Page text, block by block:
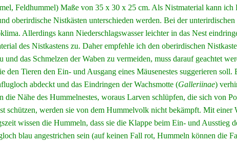
Feldhummel) Maße von 35 x 30 x 25 cm. Als Nistmaterial kann
oberirdische Nistkästen unterschieden werden. Bei der
Allerdings kann Niederschlagswasser leichter in das Nest
des Nistkastens zu. Daher empfehle ich den oberirdischen
das Schmelzen der Waben zu vermeiden, muss darauf geachtet
den Tieren den Ein- und Ausgang eines Mäusenestes suggerieren
abdeckt und das Eindringen der Wachsmotte (Galleriinae)
die Nähe des Hummelnestes, woraus Larven schlüpfen, die sich von
schützen, werden sie von dem Hummelvolk nicht bekämpft. Mit
wissen die Hummeln, dass sie die Klappe beim Ein- und
blau angestrichen sein (auf keinen Fall rot, Hummeln können die